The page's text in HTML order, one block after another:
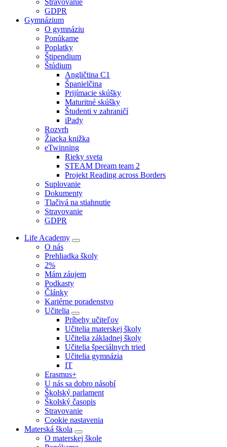
GDPR
Gymnázium
O gymnáziu
Ponúkame
Poplatky
Štipendium
Štúdium
Angličtina C1
Španielčina
Prijímacie skúšky
Maturitné skúšky
Študenti v zahraničí
iPady
Rozvrh
Žiacka knižka
eTwinning
Rieky sveta
STEAM Dream team 2
Projekt Reading across Borders
Suplovanie
Dokumenty
Tlačivá na stiahnutie
Stravovanie
GDPR
Life Academy
O nás
Prehliadka školy
2%
Mám záujem
Podkasty
Články
Kariérne poradenstvo
Učitelia
Príbehy učiteľov
Učitelia materskej školy
Učitelia základnej školy
Učitelia špeciálnych tried
Učitelia gymnázia
IT
Erasmus+
U nás sa dobro násobí
Školský parlament
Školský časopis
Stravovanie
Cookie nastavenia
Materská škola
O materskej škole